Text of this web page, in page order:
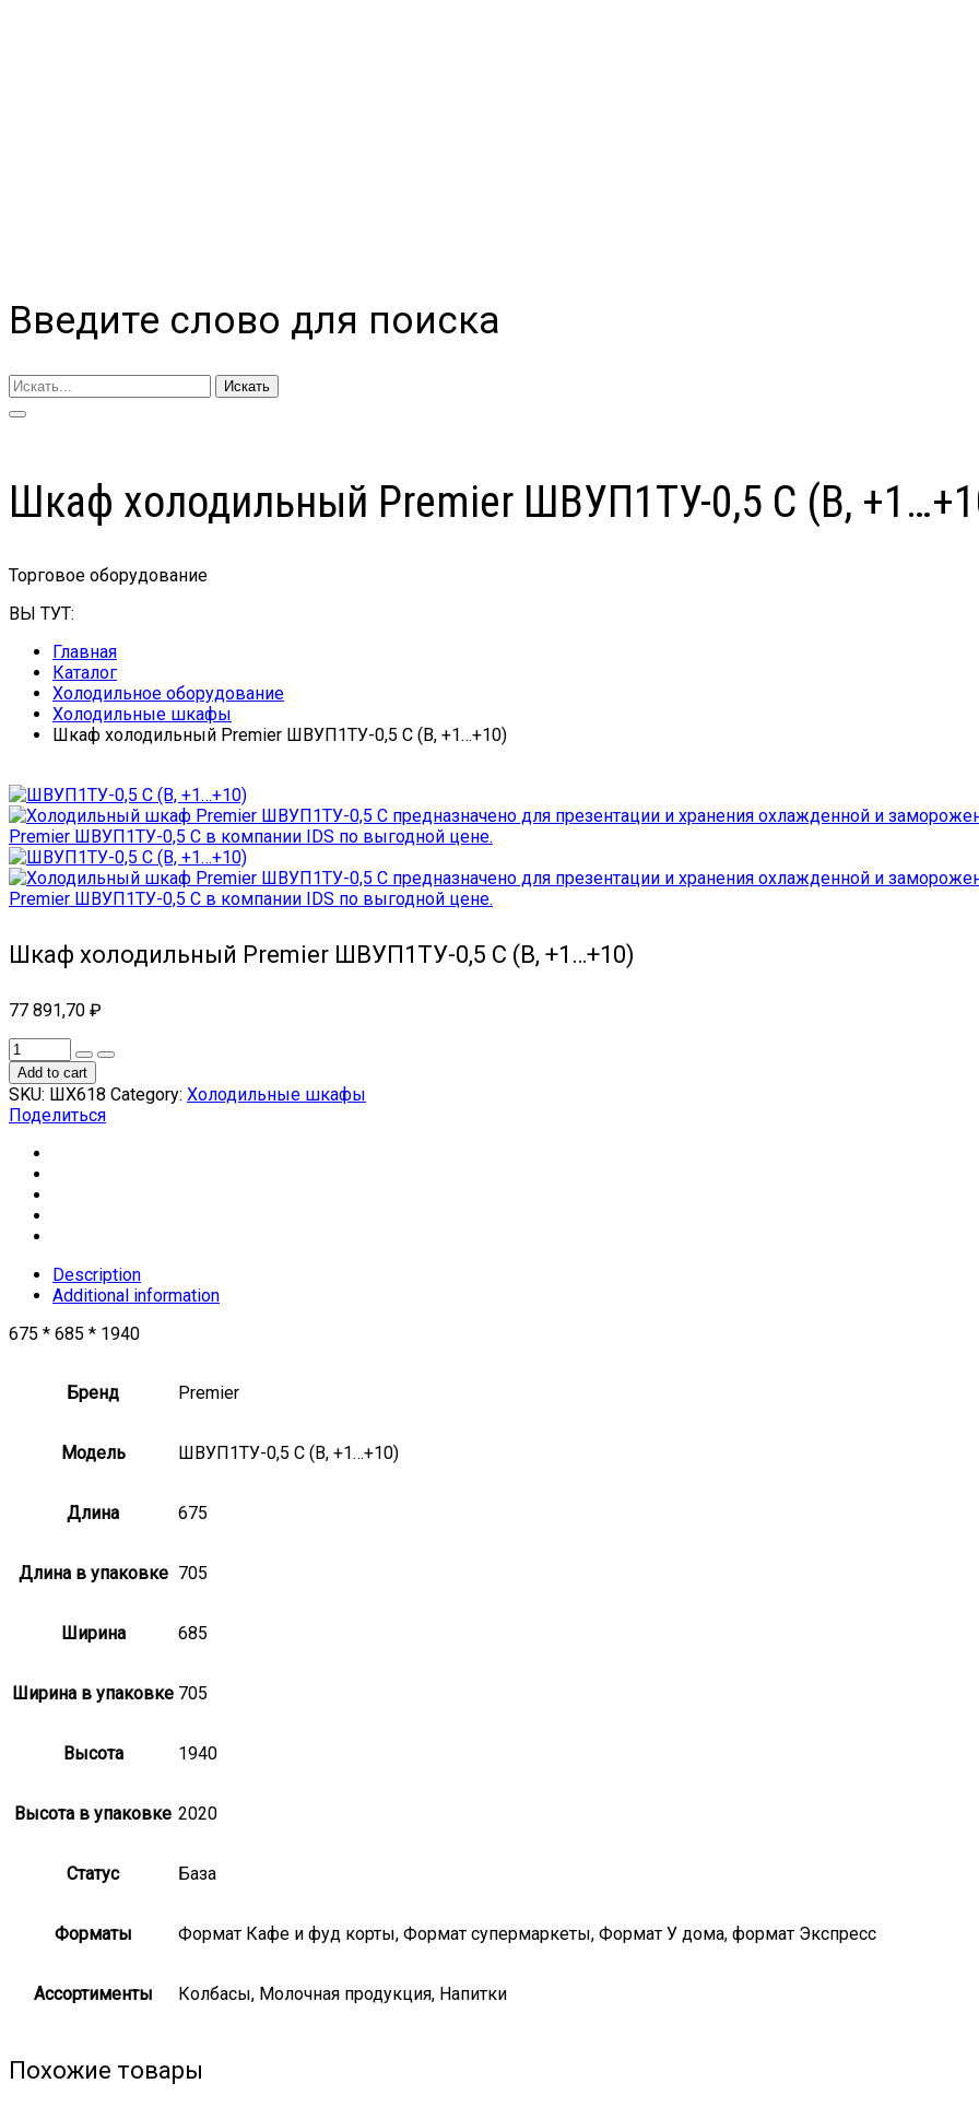
Введите слово для поиска
Искать
Шкаф холодильный Premier ШВУП1ТУ-0,5 С (В,
Торговое оборудование
ВЫ ТУТ:
Главная
Каталог
Холодильное оборудование
Холодильные шкафы
Шкаф холодильный Premier ШВУП1ТУ-0,5 С (В, +1…+10)
Шкаф холодильный Premier ШВУП1ТУ-0,5 С (В, +1…+10)
77 891,70 ₽
Add to cart
SKU: ШХ618 Category: Холодильные шкафы
Поделиться
Description
Additional information
675 * 685 * 1940
Бренд Premier
Модель ШВУП1ТУ-0,5 С (В, +1…+10)
Длина 675
Длина в упаковке 705
Ширина 685
Ширина в упаковке 705
Высота 1940
Высота в упаковке 2020
Статус База
Форматы Формат Кафе и фуд корты, Формат супермаркеты, Формат У дома, формат Экспресс
Ассортименты Колбасы, Молочная продукция, Напитки
Похожие товары